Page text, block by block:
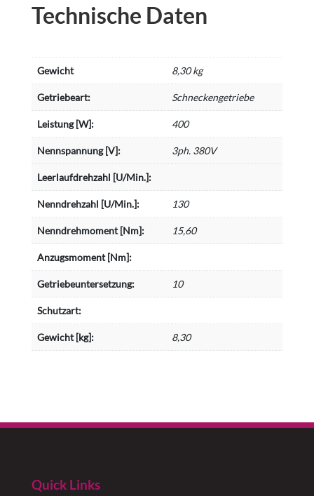
Technische Daten
Gewicht 8,30 kg
Getriebeart: Schneckengetriebe
Leistung [W]: 400
Nennspannung [V]: 3ph. 380V
Leerlaufdrehzahl [U/Min.]:
Nenndrehzahl [U/Min.]: 130
Nenndrehmoment [Nm]: 15,60
Anzugsmoment [Nm]:
Getriebeuntersetzung: 10
Schutzart:
Gewicht [kg]: 8,30
Quick Links